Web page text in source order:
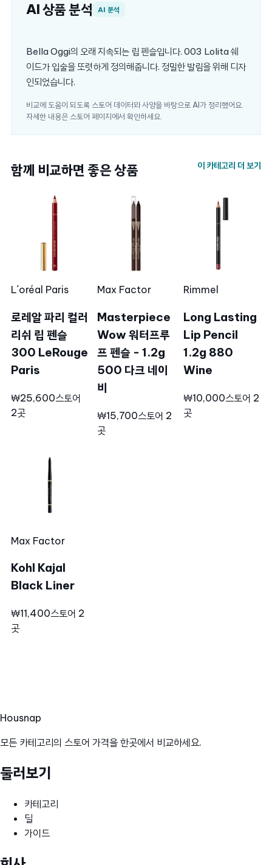
AI 상품 분석 AI 분석
Bella Oggi의 오래 지속되는 립 펜슬입니다. 003 Lolita 쉐
이드가 입술을 또렷하게 정의해줍니다. 정밀한 발림을 위해 디자
인되었습니다.
비교에 도움이 되도록 스토어 데이터와 사양을 바탕으로 AI가 정리했어요.
자세한 내용은 스토어 페이지에서 확인하세요.
함께 비교하면 좋은 상품 이 카테고리 더 보기
L´oréal Paris
로레알 파리 컬러
리쉬 립 펜슬
300 LeRouge
Paris
₩25,600스토어
2곳
Max Factor
Masterpiece
Wow 워터프루
프 펜슬 - 1.2g
500 다크 네이
비
₩15,700스토어 2
곳
Rimmel
Long Lasting
Lip Pencil
1.2g 880
Wine
₩10,000스토어 2
곳
Max Factor
Kohl Kajal
Black Liner
₩11,400스토어 2
곳
Housnap
모든 카테고리의 스토어 가격을 한곳에서 비교하세요.
둘러보기
카테고리
딜
가이드